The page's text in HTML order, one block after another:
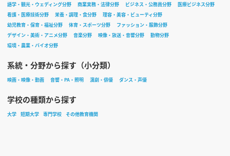
語学・観光・ウェディング分野
商業実務・法律分野 ビジネス・公務員分野
医療ビジネス分野
看護・医療技術分野
栄養・調理・食分野
理容・美容・ビューティ分野
幼児教育・保育・福祉分野
体育・スポーツ分野
ファッション・服飾分野
デザイン・美術・アニメ分野
音楽分野 映像・放送・音響分野
動物分野
環境・農業・バイオ分野
系統・分野から探す（小分類）
映画・映像・動画 音響・PA・照明 演劇・俳優 ダンス・声優
学校の種類から探す
大学 短期大学 専門学校 その他教育機関